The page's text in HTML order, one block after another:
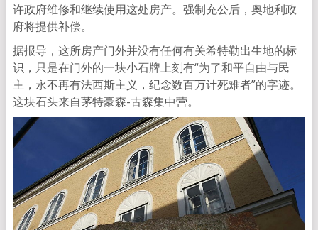
许政府维修和继续使用这处房产。强制充公后，奥地利政
府将提供补偿。
据报导，这所房产门外并没有任何有关希特勒出生地的标
识，只是在门外的一块小石牌上刻有“为了和平自由与民
主，永不再有法西斯主义，纪念数百万计死难者”的字迹。
这块石头来自茅特豪森-古森集中营。